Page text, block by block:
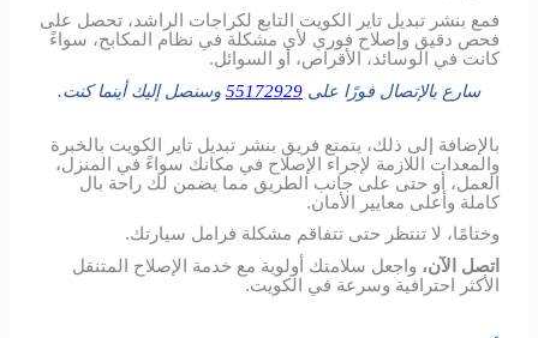
فمع بنشر تبديل تاير الكويت التابع لكراجات الراشد، تحصل على
فحص دقيق وإصلاح فوري لأي مشكلة في نظام المكابح، سواءً
كانت في الوسائد، الأقراص، أو السوائل.
سارع بالإتصال فورًا على 55172929 وسنصل إليك أينما كنت.
بالإضافة إلى ذلك، يتمتع فريق بنشر تبديل تاير الكويت بالخبرة
والمعدات اللازمة لإجراء الإصلاح في مكانك سواءً في المنزل،
العمل، أو حتى على جانب الطريق مما يضمن لك راحة بال
كاملة وأعلى معايير الأمان.
وختامًا، لا تنتظر حتى تتفاقم مشكلة فرامل سيارتك.
اتصل الآن، واجعل سلامتك أولوية مع خدمة الإصلاح المتنقل
الأكثر احترافية وسرعة في الكويت.